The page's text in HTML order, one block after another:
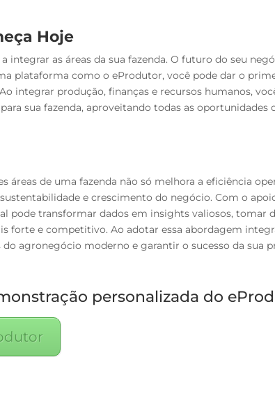
Hoje
integrar as áreas da sua fazenda. O futuro do seu
plataforma como o eProdutor, você pode dar o
integrar produção, finanças e recursos humanos,
sua fazenda, aproveitando todas as oportunidades
áreas de uma fazenda não só melhora a eficiência
e crescimento do negócio. Com o
pode transformar dados em insights valiosos, tomar
forte e competitivo. Ao adotar essa abordagem
do agronegócio moderno e garantir o sucesso da sua
personalizada do